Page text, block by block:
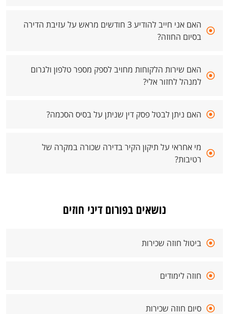
האם אני חייב להודיע 3 חודשים מראש על עזיבת הדירה
בסיום החוזה?
האם שירות הלקוחות מחויב לספק מספר טלפון ולגרום
למנהל לחזור אלי?
האם ניתן לבטל פסק דין שניתן על בסיס הסכמה?
מי אחראי על תיקון הקיר בדירה שכורה במקרה של
רטיבות?
נושאים בפורום דיני חוזים
ביטול חוזה שכירות
חוזה לימודים
סיום חוזה שכירות